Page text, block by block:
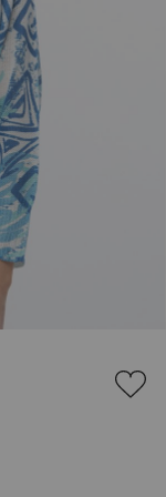
à